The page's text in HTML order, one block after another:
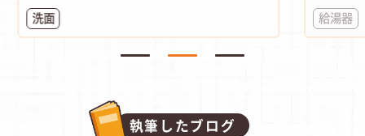
洗面 給湯器
執筆したブログ